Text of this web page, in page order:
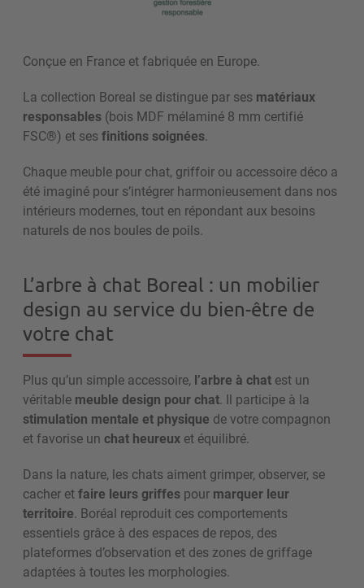
Conçue en France et fabriquée en Europe.
La collection Boreal se distingue par ses matériaux
responsables (bois MDF mélaminé 8 mm certifié
FSC®) et sesfinitions soignées.
Chaque meuble pour chat, griffoir ou accessoire déco a
été imaginé pour s’intégrer harmonieusement dans nos
intérieurs modernes, tout en répondant aux besoins
naturels de nos boules de poils.
L’arbre à chat Boreal : un mobilier
design au service du bien-être de
votre chat
Plus qu’un simple accessoire, l’arbre à chat est un
véritable meuble design pour chat. Il participe à la
stimulation mentale et physique de votre compagnon
et favorise un chat heureux et équilibré.
Dans la nature, les chats aiment grimper, observer, se
cacher etfaire leurs griffes pour marquer leur
territoire. Boréal reproduit ces comportements
essentiels grâce à des espaces de repos, des
plateformes d’observation et des zones de griffage
adaptées à toutes les morphologies.